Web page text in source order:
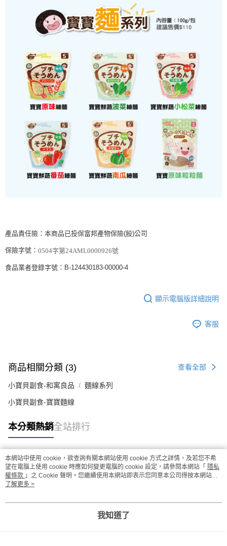
產品責任險：本商品已投保富邦產物保險(股)公司
保險字號： 0504字第24AML0000926號
食品業者登錄字號：B-124430183-00000-4
顯示電腦版詳細說明
客服
商品相關分類 (3) 查看全部
小寶貝副食-和寓良品 麵線系列
小寶貝副食-寶寶麵線
本分類熱銷全站排行
熱門標籤
本網站中使用 cookie，欲查詢有關本網站使用 cookie 方式之詳情，及若您不希
望在電腦上使用 cookie 時應如何變更電腦的 cookie 設定，請參閱本網站「 隱私
權條款 」之 Cookie 聲明。您繼續使用本網站即表示您同意本公司得按本網站使
用條款之 Cookie 聲明使用 cookie。
了解更多 >
我知道了